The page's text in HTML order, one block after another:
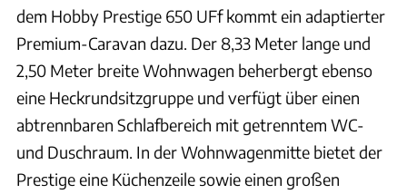
dem Hobby Prestige 650 UFf kommt ein adaptierter
Premium-Caravan dazu. Der 8,33 Meter lange und
2,50 Meter breite Wohnwagen beherbergt ebenso
eine Heckrundsitzgruppe und verfügt über einen
abtrennbaren Schlafbereich mit getrenntem WC-
und Duschraum. In der Wohnwagenmitte bietet der
Prestige eine Küchenzeile sowie einen großen